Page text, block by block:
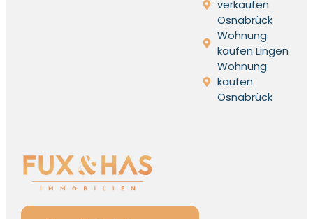
verkaufen
Osnabrück
Wohnung
kaufen Lingen
Wohnung
kaufen
Osnabrück